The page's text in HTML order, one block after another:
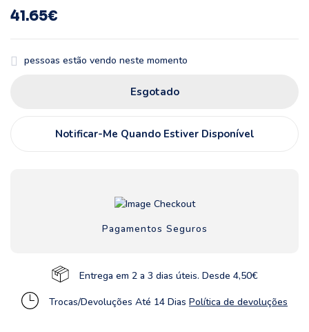
41.65€
pessoas estão vendo neste momento
Esgotado
Notificar-Me Quando Estiver Disponível
Pagamentos Seguros
Entrega em 2 a 3 dias úteis. Desde 4,50€
Trocas/Devoluções Até 14 Dias Política de devoluções